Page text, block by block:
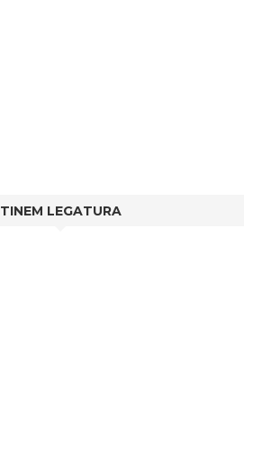
TINEM LEGATURA